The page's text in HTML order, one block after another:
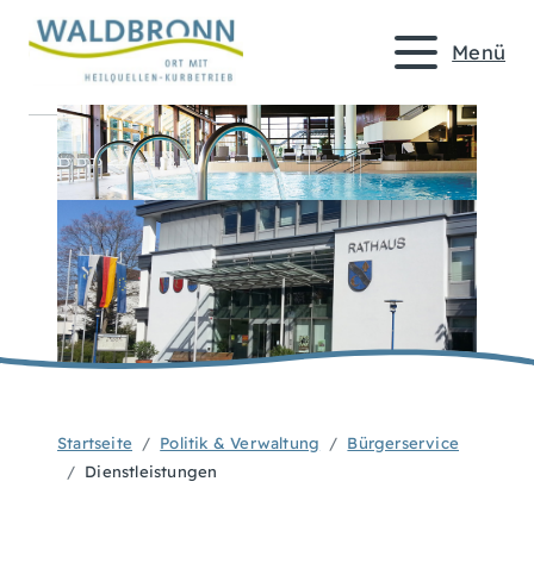
Menü
Startseite Politik & Verwaltung
Bürgerservice
Dienstleistungen